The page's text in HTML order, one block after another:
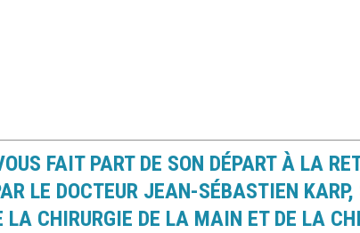
FAIT PART DE SON DÉPART À LA
LE DOCTEUR JEAN-SÉBASTIEN KARP,
CHIRURGIE DE LA MAIN ET DE LA